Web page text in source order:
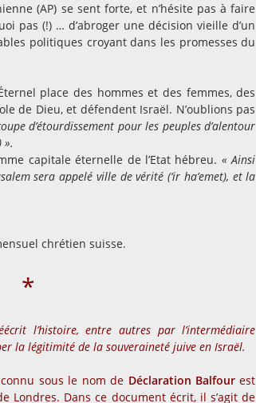
(AP) se sent forte, et n’hésite pas à faire
pas (!) … d’abroger une décision vieille d’un
politiques croyant dans les promesses du
place des hommes et des femmes, des
de Dieu, et défendent Israël. N’oublions pas
d’étourdissement pour les peuples d’alentour
».
capitale éternelle de l’Etat hébreu. « Ainsi
sera appelé ville de vérité (‘ir ha’emet), et la
chrétien suisse.
*
l’histoire, entre autres par l’intermédiaire
la légitimité de la souveraineté juive en Israël.
sous le nom de Déclaration Balfourest
Londres. Dans ce document écrit, il s’agit de